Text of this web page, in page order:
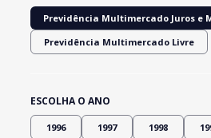
Previdência Multimercado Juros e
Previdência Multimercado Livre
ESCOLHA O ANO
1996 1997 1998